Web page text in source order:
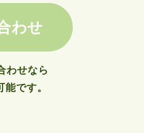
わせ
わせなら
です。